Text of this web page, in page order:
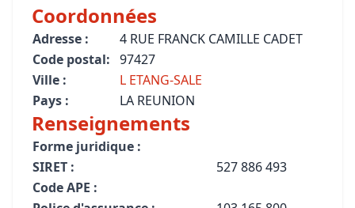
Coordonnées
Adresse :
4 RUE FRANCK CAMILLE CADET
Code postal: 97427
Ville :
L ETANG-SALE
Pays :
LA REUNION
Renseignements
Forme juridique :
SIRET :
527 886 493
Code APE :